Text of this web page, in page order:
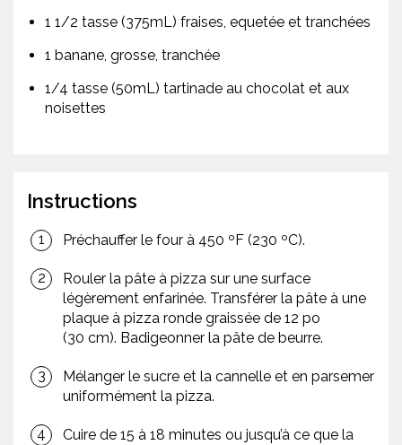
1 1/2 tasse (375mL) fraises, equetée et tranchées
1 banane, grosse, tranchée
1/4 tasse (50mL) tartinade au chocolat et aux
noisettes
Instructions
Préchauffer le four à 450 ºF (230 ºC).
Rouler la pâte à pizza sur une surface
légèrement enfarinée. Transférer la pâte à une
plaque à pizza ronde graissée de 12 po
(30 cm). Badigeonner la pâte de beurre.
Mélanger le sucre et la cannelle et en parsemer
uniformément la pizza.
Cuire de 15 à 18 minutes ou jusqu’à ce que la